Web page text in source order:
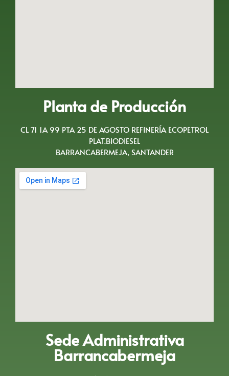
Planta de Producción
CL 71 1A 99 PTA 25 DE AGOSTO REFINERÍA ECOPETROL
PLAT.BIODIESEL
BARRANCABERMEJA, SANTANDER
Sede Administrativa
Barrancabermeja